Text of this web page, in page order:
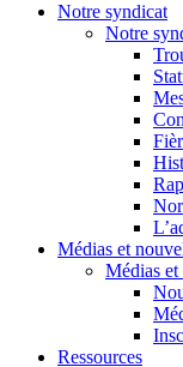
Notre syndicat
Notre
Médias et
Médias
Ressources